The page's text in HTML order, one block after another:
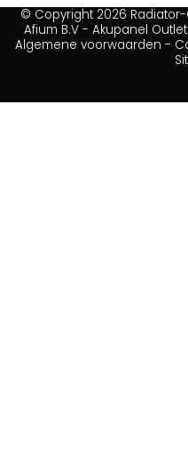
© Copyright 2026
Afium B.V - Akupanel Outlet
Algemene voorwaarden -